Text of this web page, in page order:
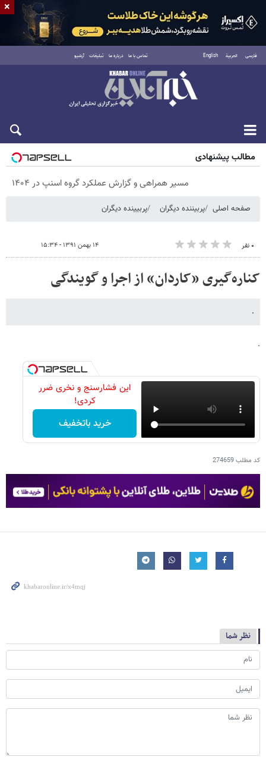
فارسی العربية English تماس با ما درباره ما تبلیغات آرشیو
جمعه ۱۶ مرداد ۱۴۰۵
مطالب پیشنهادی
مسیر همراهی و گزارش عملکرد گروه اسنپ در ۱۴۰۴
صفحه اصلی پربیننده دیگران پربیینده دیگران
۰ نفر ۱۴ بهمن ۱۳۹۱ - ۱۵:۳۴
کناره‌گیری «کاردان» از اجرا و گویندگی
.
.
این فشارسنج و نخری ضرر
کردی!
خرید باتخفیف
کد مطلب274659
نظر شما
×